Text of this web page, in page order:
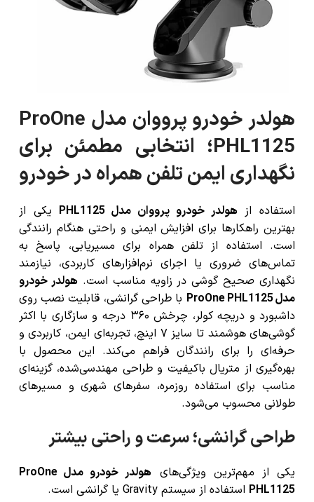
هولدر خودرو پرووان مدل ProOne
PHL1125؛ انتخابی مطمئن برای
نگهداری ایمن تلفن همراه در خودرو
استفاده از هولدر خودرو پرووان مدل PHL1125
یکی از
بهترین راهکارها برای افزایش ایمنی و راحتی هنگام رانندگی
است. استفاده از تلفن همراه برای مسیریابی، پاسخ به
تماس‌های ضروری یا اجرای نرم‌افزارهای کاربردی، نیازمند
نگهداری صحیح گوشی در زاویه مناسب است. هولدر خودرو
مدل ProOne PHL1125
با طراحی گرانشی، قابلیت نصب روی
داشبورد و دریچه کولر، چرخش ۳۶۰ درجه و سازگاری با اکثر
گوشی‌های هوشمند تا سایز ۷ اینچ، تجربه‌ای ایمن، کاربردی و
حرفه‌ای را برای رانندگان فراهم می‌کند. این محصول با
بهره‌گیری از متریال باکیفیت و طراحی مهندسی‌شده، گزینه‌ای
مناسب برای استفاده روزمره، سفرهای شهری و مسیرهای
طولانی محسوب می‌شود.
طراحی گرانشی؛ سرعت و راحتی بیشتر
یکی از مهم‌ترین ویژگی‌های
هولدر خودرو مدل ProOne
PHL1125 استفاده از سیستم Gravity یا گرانشی است.